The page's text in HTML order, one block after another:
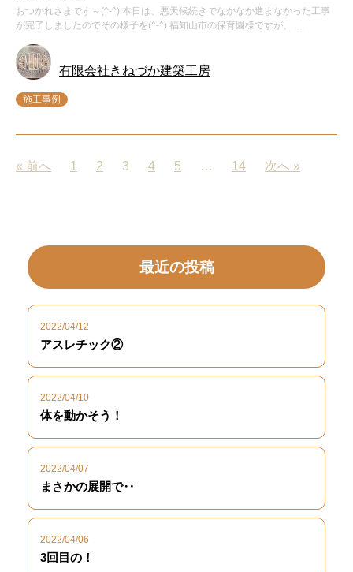
おつかれさまです～(^-^) 本日は、悪天候続きでなかなか進まなかった工事
が完了しましたのでその様子を(^-^) 福知山市の保育園様ですが、 …
有限会社きねづか建築工房
施工事例
« 前へ 1 2 3 4 5 … 14 次へ »
最近の投稿
2022/04/12
アスレチック②
2022/04/10
体を動かそう！
2022/04/07
まさかの展開で‥
2022/04/06
3回目の！